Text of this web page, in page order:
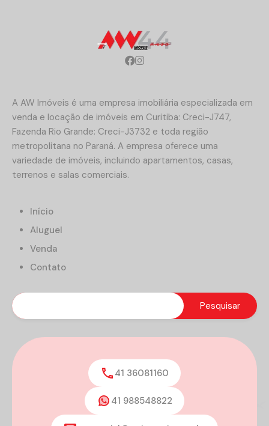
A AW Imóveis é uma empresa imobiliária especializada em
venda e locação de imóveis em Curitiba: Creci-J747,
Fazenda Rio Grande: Creci-J3732 e toda região
metropolitana no Paraná. A empresa oferece uma
variedade de imóveis, incluindo apartamentos, casas,
terrenos e salas comerciais.
Início
Aluguel
Venda
Contato
41 36081160
41 988548822